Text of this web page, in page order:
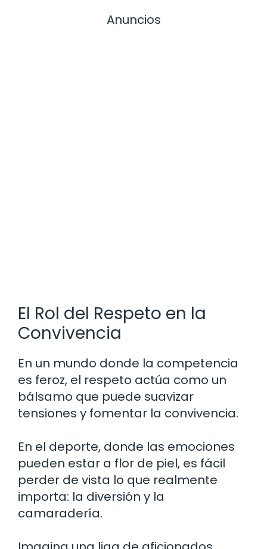
Anuncios
El Rol del Respeto en la
Convivencia
En un mundo donde la competencia
es feroz, el respeto actúa como un
bálsamo que puede suavizar
tensiones y fomentar la convivencia.
En el deporte, donde las emociones
pueden estar a flor de piel, es fácil
perder de vista lo que realmente
importa: la diversión y la
camaradería.